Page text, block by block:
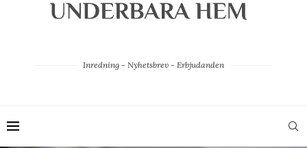
Inredning - Nyhetsbrev - Erbjudanden